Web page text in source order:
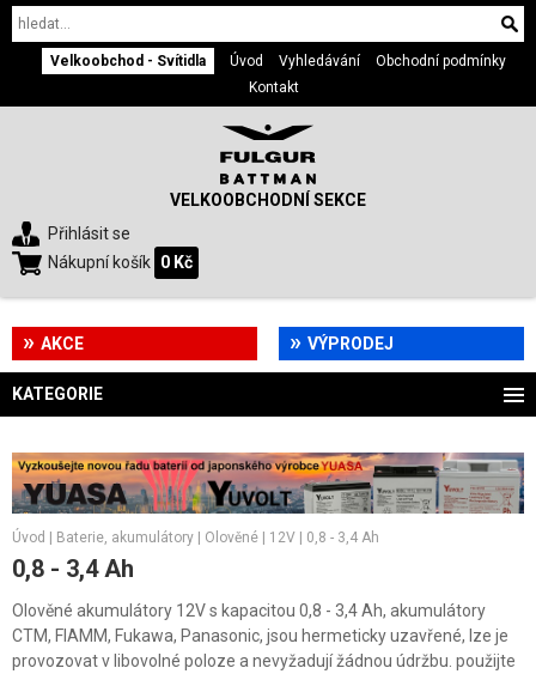
Velkoobchod - Svítidla Úvod Vyhledávání
Obchodní podmínky
Kontakt
VELKOOBCHODNÍ SEKCE
Přihlásit se
Nákupní košík 0 Kč
AKCE VÝPRODEJ
KATEGORIE
Úvod | Baterie, akumulátory | Olověné | 12V | 0,8 - 3,4 Ah
0,8 - 3,4 Ah
Olověné akumulátory 12V s kapacitou 0,8 - 3,4 Ah, akumulátory
CTM, FIAMM, Fukawa, Panasonic, jsou hermeticky uzavřené, lze je
provozovat v libovolné poloze a nevyžadují žádnou údržbu. použijte